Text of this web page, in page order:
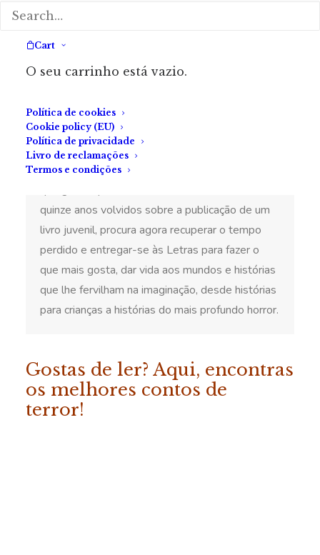
Cart
O seu carrinho está vazio.
Política de cookies
Cookie policy (EU)
Política de privacidade
Livro de reclamações
Termos e condições
SOBRE O AUTOR
que um lhe caiu nas mãos, JP (João Pedro) Félix
da Costa tem nutrido o gosto pela escrita. Pelas
circunstâncias da vida, esse caminho foi ficando
perdido em fragmentos de textos e histórias
quinze anos volvidos sobre a publicação de um
livro juvenil, procura agora recuperar o tempo
perdido e entregar-se às Letras para fazer o
que mais gosta, dar vida aos mundos e histórias
que lhe fervilham na imaginação, desde histórias
para crianças a histórias do mais profundo horror.
Gostas de ler? Aqui, encontras
os melhores contos de
terror!